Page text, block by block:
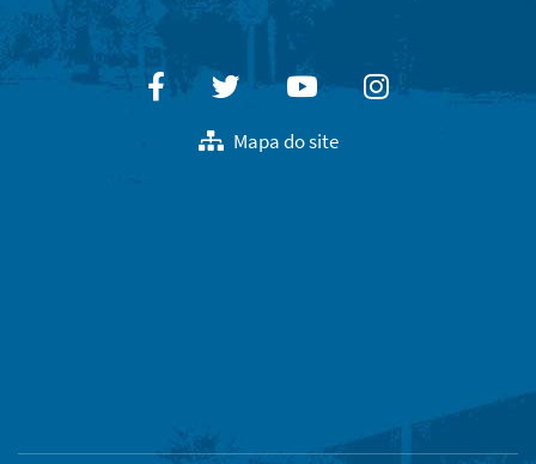
FacebookTwitterYoutubeInstagram
Mapa do site